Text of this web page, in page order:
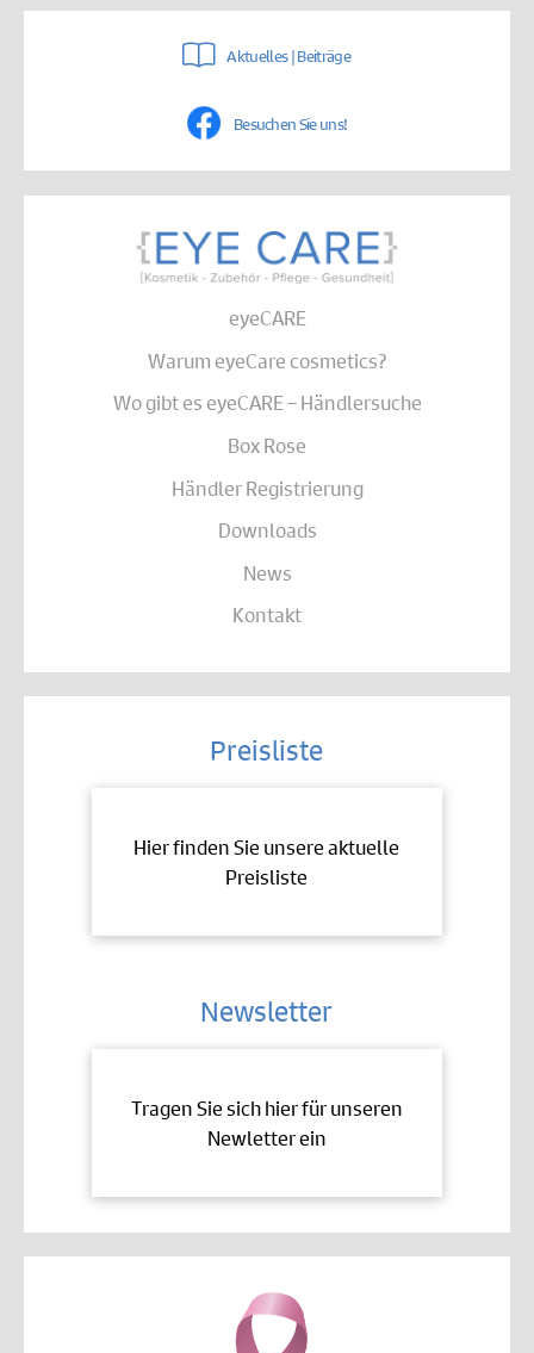
Aktuelles | Beiträge
Besuchen Sie uns!
eyeCARE
Warum eyeCare cosmetics?
Wo gibt es eyeCARE – Händlersuche
Box Rose
Händler Registrierung
Downloads
News
Kontakt
Preisliste
Hier finden Sie unsere aktuelle
Preisliste
Newsletter
Tragen Sie sich hier für unseren
Newletter ein